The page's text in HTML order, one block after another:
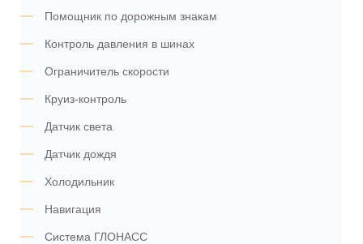
Помощник по дорожным знакам
Контроль давления в шинах
Ограничитель скорости
Круиз-контроль
Датчик света
Датчик дождя
Холодильник
Навигация
Система ГЛОНАСС